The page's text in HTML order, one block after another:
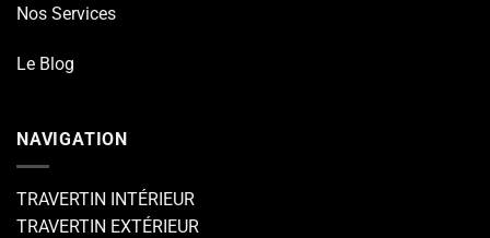
Nos Services
Le Blog
NAVIGATION
TRAVERTIN INTÉRIEUR
TRAVERTIN EXTÉRIEUR